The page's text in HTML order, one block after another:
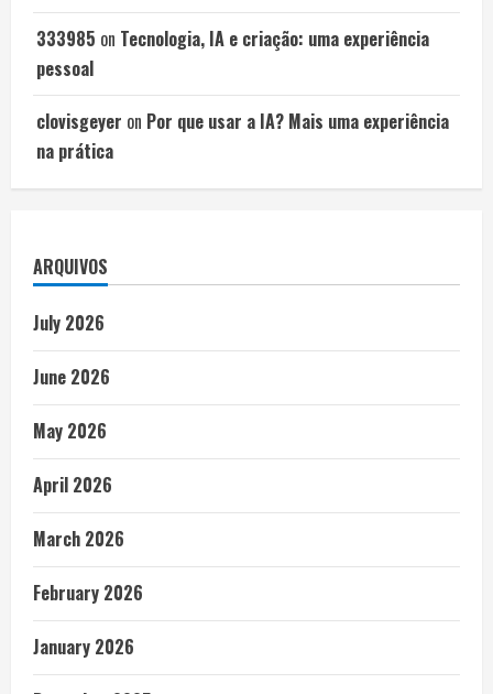
333985 on Tecnologia, IA e criação: uma experiência
pessoal
clovisgeyer on Por que usar a IA? Mais uma experiência
na prática
ARQUIVOS
July 2026
June 2026
May 2026
April 2026
March 2026
February 2026
January 2026